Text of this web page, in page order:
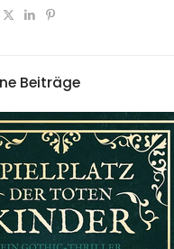
Beiträge